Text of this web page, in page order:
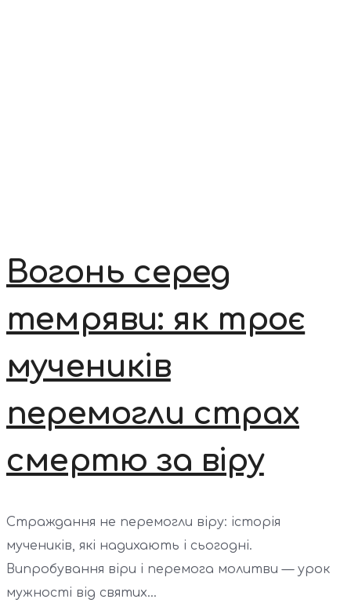
Вогонь серед
темряви: як троє
мучеників
перемогли страх
смертю за віру
Страждання не перемогли віру: історія
мучеників, які надихають і сьогодні.
Випробування віри і перемога молитви — урок
мужності від святих...